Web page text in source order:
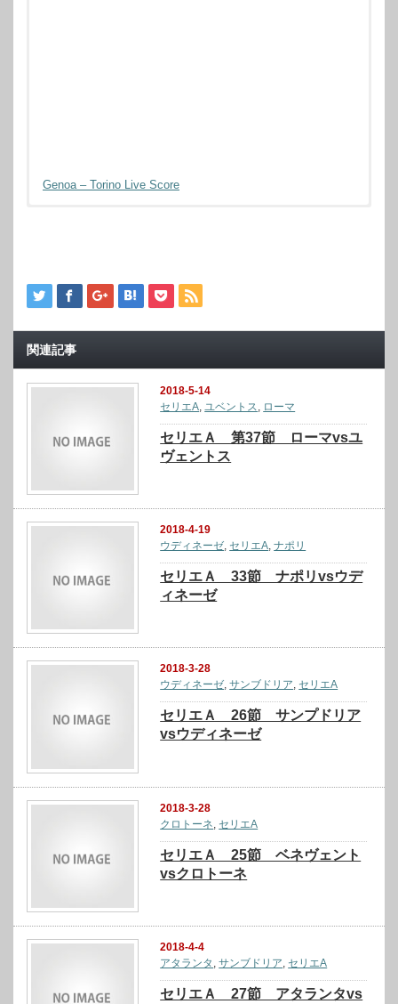
Genoa – Torino Live Score
関連記事
2018-5-14
セリエA ユベントス ローマ
セリエＡ 第37節 ローマvsユ
ヴェントス
2018-4-19
ウディネーゼ, セリエA,ナポリ
セリエＡ 33節 ナポリvsウデ
ィネーゼ
2018-3-28
ウディネーゼ,サンブドリア, セリエA
セリエＡ 26節 サンプドリア
vsウディネーゼ
2018-3-28
クロトーネ セリエA
セリエＡ 25節 ベネヴェント
vsクロトーネ
2018-4-4
アタランタ ,サンブドリア, セリエA
セリエＡ 27節 アタランタvs